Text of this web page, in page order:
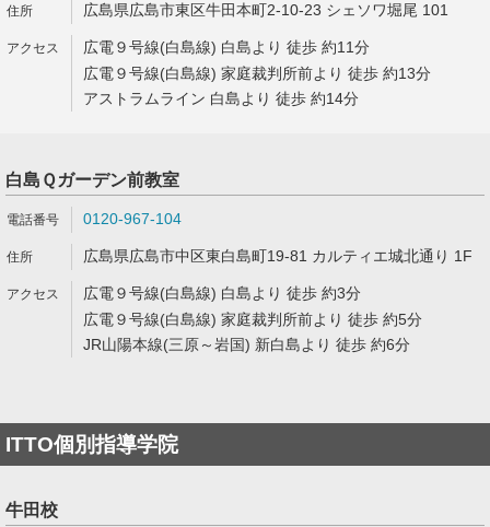
広島県広島市東区牛田本町2-10-23 シェソワ堀尾 101
広電９号線(白島線) 白島より 徒歩 約11分
広電９号線(白島線) 家庭裁判所前より 徒歩 約13分
アストラムライン 白島より 徒歩 約14分
白島Ｑガーデン前教室
0120-967-104
広島県広島市中区東白島町19-81 カルティエ城北通り 1F
広電９号線(白島線) 白島より 徒歩 約3分
広電９号線(白島線) 家庭裁判所前より 徒歩 約5分
JR山陽本線(三原～岩国) 新白島より 徒歩 約6分
ITTO個別指導学院
牛田校